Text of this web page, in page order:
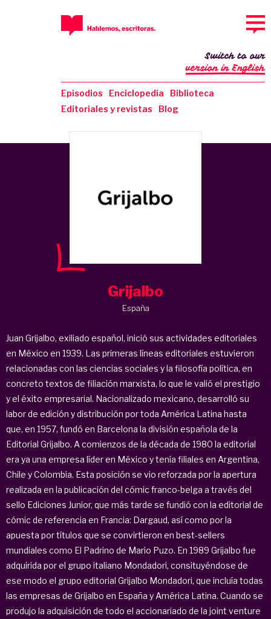
Episodios Enciclopedia
Biblioteca
Editoriales y revistas
Blog
Switch to our
version in English
Grijalbo
España
Juan Grijalbo, exiliado español, inició sus actividades editoriales
en México en 1939. Las primeras líneas editoriales estuvieron
relacionadas con las ciencias sociales y la filosofía política, en
concreto textos de filiación marxista, lo que le valió el prestigio
y el éxito empresarial. Nacionalizado mexicano, desarrolló su
labor de edición y distribución por toda América Latina hasta
que, en 1957, fundó en Barcelona la división española de la
Editorial Grijalbo. A comienzos de la década de 1980 la editorial
era ya una empresa líder en México y tenía filiales en Argentina,
Chile y Colombia. Esta posición se vio reforzada por la apertura
realizada en la publicación del cómic franco-belga a través del
sello Ediciones Junior, que más tarde se fundió con la editorial de
cómic de referencia en Francia: Dargaud, así como por la
apuesta por títulos que se convirtieron en best-sellers
mundiales como El Padrino de Mario Puzo. En 1989 Grijalbo fue
adquirida por el grupo italiano Mondadori, consituyéndose de
ese modo el grupo editorial Grijalbo Mondadori, que incluía todas
las empresas de Grijalbo en España y América Latina. Cuando se
produjo la adquisición de todo el accionariado de la joint venture